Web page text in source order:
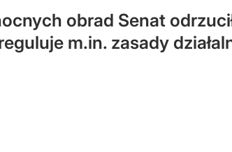
obrad Senat
m.in. zasady